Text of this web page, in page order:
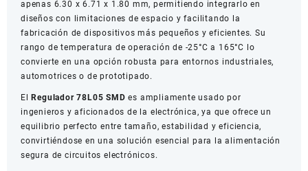
apenas 6.30 x 6.71 x 1.80 mm, permitiendo integrarlo en
diseños con limitaciones de espacio y facilitando la
fabricación de dispositivos más pequeños y eficientes. Su
rango de temperatura de operación de -25°C a 165°C lo
convierte en una opción robusta para entornos industriales,
automotrices o de prototipado.
ElRegulador 78L05 SMD es ampliamente usado por
ingenieros y aficionados de la electrónica, ya que ofrece un
equilibrio perfecto entre tamaño, estabilidad y eficiencia,
convirtiéndose en una solución esencial para la alimentación
segura de circuitos electrónicos.